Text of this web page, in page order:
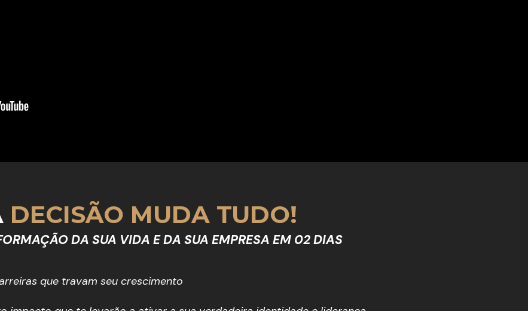
DECISÃO MUDA TUDO!
DA SUA VIDA E DA SUA EMPRESA EM 02 DIAS
que travam seu crescimento